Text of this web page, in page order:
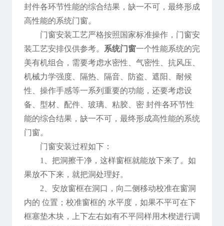
封件各环节性能的综合结果，缺一不可，最终形成
高性能的系统门窗。
门窗安装工艺严格按照国家标准操作，门窗安
装工艺安排仅供参考。
系统门窗一个性能系统的完
美有机组合，需要考虑水密性、气密性、抗风压、
机械力学强度、隔热、隔音、防盗、遮阳、耐候
性、操作手感等一系列重要的功能，还要考虑设
备、型材、配件、玻璃、粘胶、密 封件各环节性
能的综合结果，缺一不可，最终形成高性能的系统
门窗。
门窗安装过程如下：
1、把洞擦干净，这样窗框就能放下来了。如
果放不下来，就把洞处理好。
2、安放窗框在洞口，向二侧移动校准在窗洞
内的 位置；校准窗框的 水平度，如果不平可在下
框塞垫木块，上下左右如有不平同样用木楔进行调